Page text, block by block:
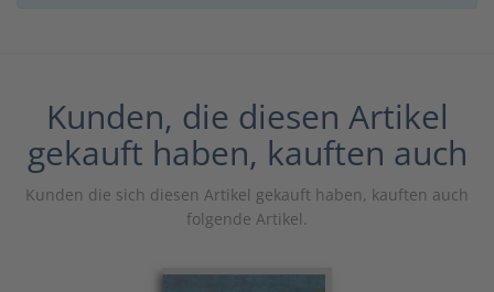
Kunden, die diesen Artikel
gekauft haben, kauften auch
Kunden die sich diesen Artikel gekauft haben, kauften auch
folgende Artikel.